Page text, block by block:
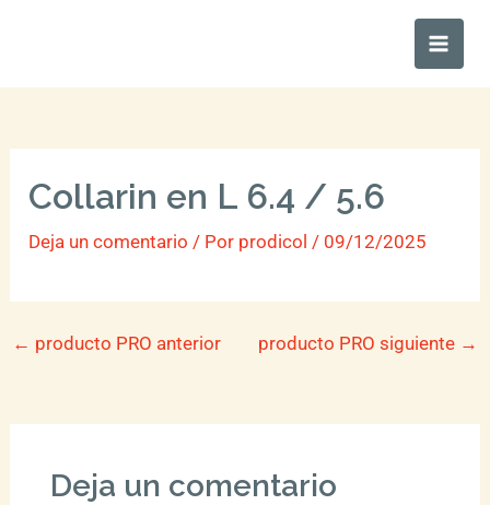
Main
Collarin en L 6.4 / 5.6
Deja un comentario / Por prodicol/ 09/12/2025
← producto PRO anterior producto PRO siguiente →
Deja un comentario